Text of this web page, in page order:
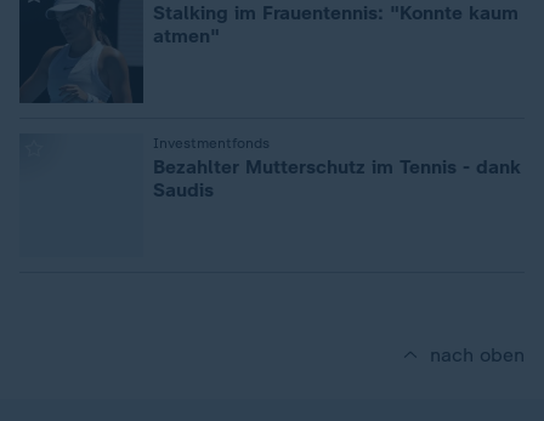
Stalking im Frauentennis: "Konnte kaum
atmen"
Investmentfonds
Bezahlter Mutterschutz im Tennis - dank
Saudis
nach oben